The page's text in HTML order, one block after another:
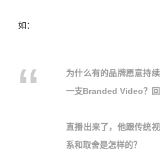
如：
为什么有的品牌愿意持
一支Branded Video？
直播出来了，他跟传统
系和取舍是怎样的？